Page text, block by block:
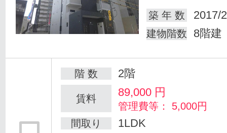
築 年 数
2017/
建物階数 8階建
階 数 2階
賃料 89,000 円
管理費等： 5,000円
間取り
1LDK